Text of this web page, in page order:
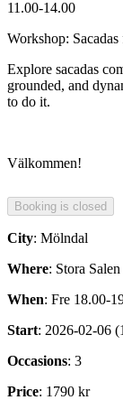
11.00-14.00
Workshop:
Explore sacadas
grounded, and
to do it.
Välkommen!
City: Mölndal
Where: Stora Salen
When: Fre 18.00-
Start: 2026-02-06
Occasions: 3
Price: 1790 kr